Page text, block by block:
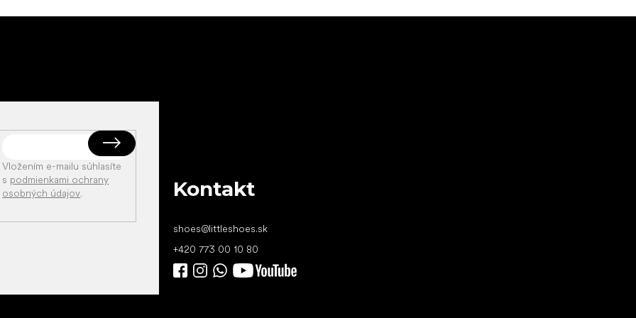
Vložením e-mailu súhlasíte
s podmienkami ochrany
osobných údajov. Kontakt
shoes@littleshoes.sk
+420 773 00 10 80